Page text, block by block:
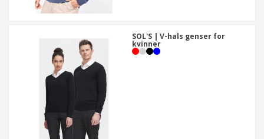
SOL'S | V-hals genser for
kvinner